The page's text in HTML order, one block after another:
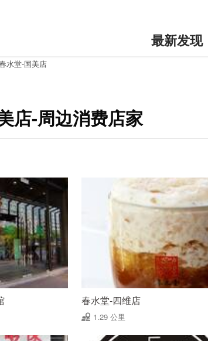
最新发现
水堂-国美店
店-周边消费店家
春水堂-四维店
1.29 公里